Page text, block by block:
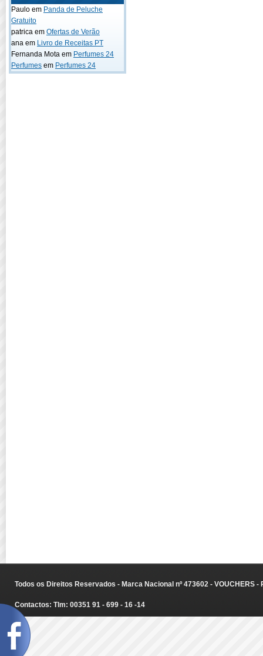
Paulo em Panda de Peluche
Gratuito
patrica em Ofertas de Verão
ana em Livro de Receitas PT
Fernanda Mota em Perfumes 24
Perfumes em Perfumes 24
Todos os Direitos Reservados - Marca Nacional nº 473602 - VOUCHERS
Contactos: Tlm: 00351 91 - 699 - 16 -14